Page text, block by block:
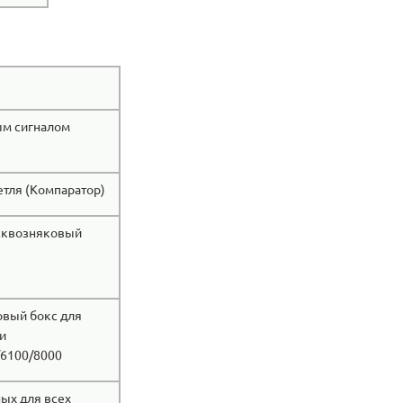
сигналом
(Компаратор)
бокс для
8000
для всех